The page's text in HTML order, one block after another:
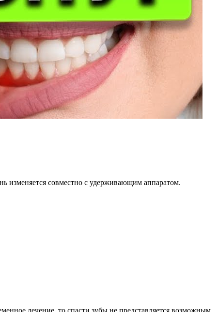
изменяется совместно с удерживающим аппаратом.
лечение, то спасти зубы не представляется возможным.